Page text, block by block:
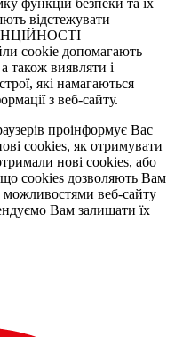
функцій безпеки та їх
відстежувати
cookie допомагають
а також виявляти і
які намагаються
з веб-сайту.
проінформує Вас
cookies, як отримувати
нові cookies, або
cookies дозволяють Вам
веб-сайту
Вам залишати їх